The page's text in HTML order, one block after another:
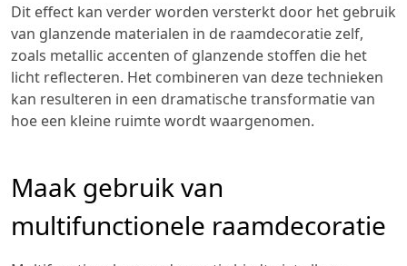
Dit effect kan verder worden versterkt door het gebruik
van glanzende materialen in de raamdecoratie zelf,
zoals metallic accenten of glanzende stoffen die het
licht reflecteren. Het combineren van deze technieken
kan resulteren in een dramatische transformatie van
hoe een kleine ruimte wordt waargenomen.
Maak gebruik van
multifunctionele raamdecoratie